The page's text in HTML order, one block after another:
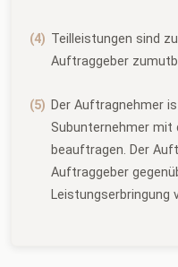
Teilleistungen sind
Auftraggeber
Der Auftragnehmer
Subunternehmer mit
beauftragen. Der
Auftraggeber
Leistungserbringung